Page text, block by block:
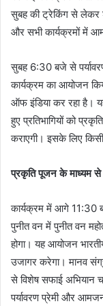
सुबह की ट्रेकिंग से लेकर
और सभी कार्यक्रमों में
सुबह 6:30 बजे से
कार्यक्रम का आयोजन
ऑफ इंडिया कर रहा है।
हुए प्रतिभागियों को
कराएगी। इसके लिए
प्रकृति पूजन के माध्यम
कार्यक्रम में आगे 11:30
पुनीत वन में पुनीत वन
होगा। यह आयोजन
उजागर करेगा। मानव
से विशेष सफाई अभियान
पर्यावरण प्रेमी और